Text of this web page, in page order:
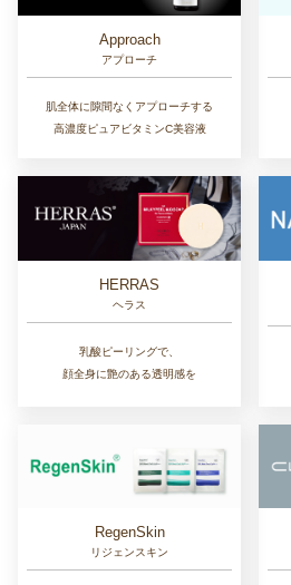
Approach
アプローチ
肌全体に隙間なくアプローチする
高濃度ピュアビタミンC美容液
HERRAS
ヘラス
乳酸ピーリングで、
顔全身に艶のある透明感を
RegenSkin
リジェンスキン